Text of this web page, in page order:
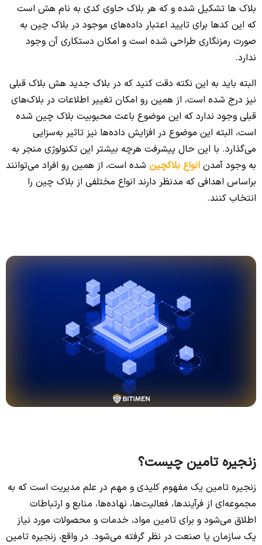
بلاک ها تشکیل شده و که هر بلاک حاوی کدی به نام هش است
که این کدها برای تایید اعتبار داده‌های موجود در بلاک چین به
صورت رمزنگاری طراحی شده است و امکان دستکاری آن وجود
ندارد.
البته باید به این نکته دقت کنید که در بلاک جدید هش بلاک قبلی
نیز درج شده است، از همین رو امکان تغییر اطلاعات در بلاک‌های
قبلی وجود ندارد که این موضوع باعث محبوبیت بلاک چین شده
است، البته این موضوع در افزایش داده‌ها نیز تاثیر به‌سزایی
می‌گذارد. با این حال پیشرفت هرچه بیشتر این تکنولوژی منجر به
به وجود آمدن انواع بلاکچین شده است، از همین رو افراد می‌توانند
براساس اهدافی که مدنظر دارند انواع مختلفی از بلاک چین را
انتخاب کنند.
زنجیره تامین چیست؟
زنجیره تامین یک مفهوم کلیدی و مهم در علم مدیریت است که به
مجموعه‌ای از فرآیندها، فعالیت‌ها، نهاده‌ها، منابع و ارتباطات
اطلاق می‌شود و برای تامین مواد، خدمات و محصولات مورد نیاز
یک سازمان یا صنعت در نظر گرفته می‌شود. در واقع، زنجیره تامین